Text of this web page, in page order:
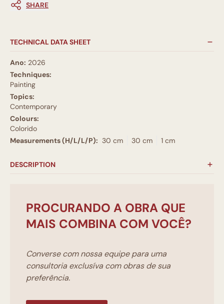
SHARE
TECHNICAL DATA SHEET
Ano: 2026
Techniques:
Painting
Topics:
Contemporary
Colours:
Colorido
Measurements (H/L/L/P): 30 cm 30 cm 1 cm
DESCRIPTION
PROCURANDO A OBRA QUE
MAIS COMBINA COM VOCÊ?
Converse com nossa equipe para uma
consultoria exclusíva com obras de sua
preferência.